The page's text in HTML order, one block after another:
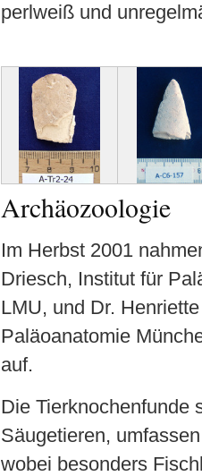
perlweiß und
Archäozoologie
Im Herbst 2001
Driesch, Institut für
LMU, und Dr.
Paläoanatomie
auf.
Die Tierknochenfunde
Säugetieren,
wobei besonders